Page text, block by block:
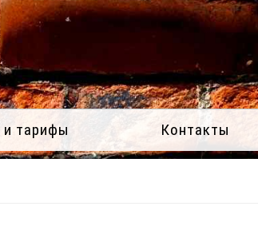
тарифы Контакты